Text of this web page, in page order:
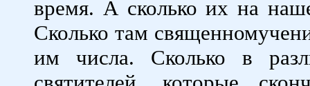
время. А сколько их на
Сколько там
им числа. Сколько в